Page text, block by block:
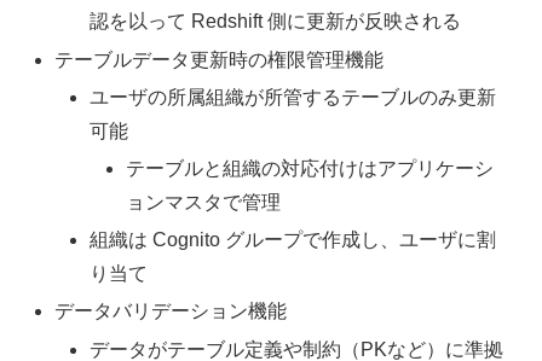
認を以って Redshift 側に更新が反映される
テーブルデータ更新時の権限管理機能
ユーザの所属組織が所管するテーブルのみ更新
可能
テーブルと組織の対応付けはアプリケーシ
ョンマスタで管理
組織は Cognito グループで作成し、ユーザに割
り当て
データバリデーション機能
データがテーブル定義や制約（PKなど）に準拠